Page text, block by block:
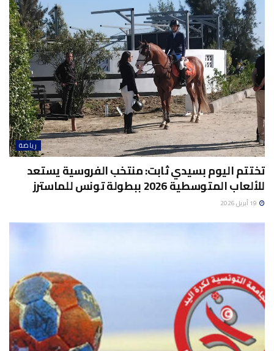
رياضة
تختتم اليوم بسيدي ثابت: منتخب الفروسية يستعد
للألعاب المتوسطية 2026 ببطولة تونس للماسترز